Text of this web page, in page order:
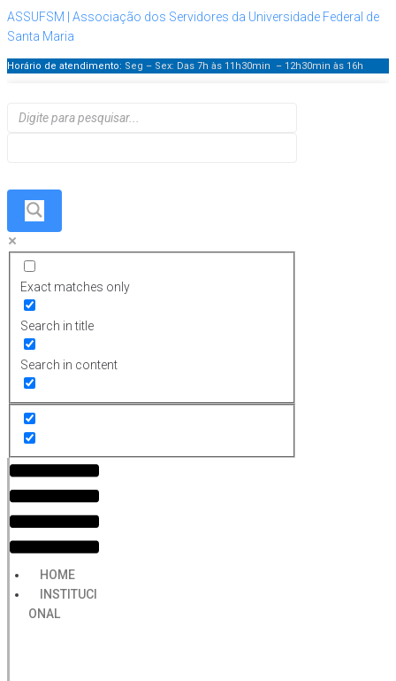
ASSUFSM | Associação dos Servidores da Universidade Federal de
Santa Maria
Horário de atendimento: Seg – Sex: Das 7h às 11h30min – 12h30min às 16h
Exact matches only
Search in title
Search in content
Menu
HOME
INSTITUCI
ONAL